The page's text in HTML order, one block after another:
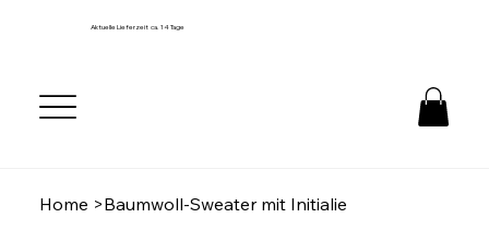
Aktuelle Lieferzeit ca. 14 Tage
Home >Baumwoll-Sweater mit Initialie